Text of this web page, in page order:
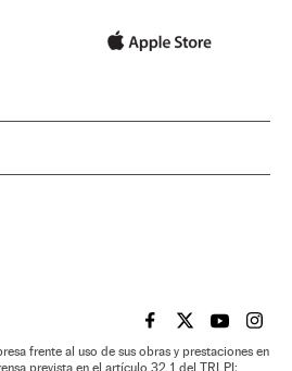
EL PAÍS BRASIL EN
EL PAÍSEL PAÍS
EL
frente al uso de sus obras y prestaciones en
prevista en el artículo 32.1 del TRLPI;